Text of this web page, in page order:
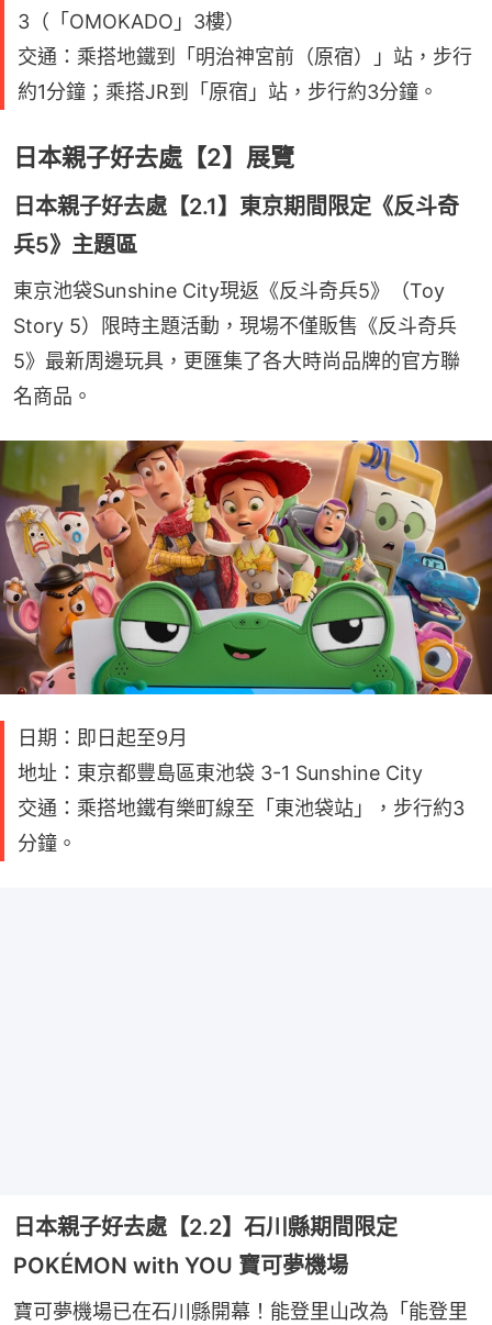
3（「OMOKADO」3樓）
交通：乘搭地鐵到「明治神宮前（原宿）」站，步行
約1分鐘；乘搭JR到「原宿」站，步行約3分鐘。
日本親子好去處【2】展覽
日本親子好去處【2.1】東京期間限定《反斗奇
兵5》主題區
東京池袋Sunshine City現返《反斗奇兵5》（Toy
Story 5）限時主題活動，現場不僅販售《反斗奇兵
5》最新周邊玩具，更匯集了各大時尚品牌的官方聯
名商品。
日期：即日起至9月
地址：東京都豐島區東池袋 3-1 Sunshine City
交通：乘搭地鐵有樂町線至「東池袋站」，步行約3
分鐘。
日本親子好去處【2.2】石川縣期間限定
POKÉMON with YOU 寶可夢機場
寶可夢機場已在石川縣開幕！能登里山改為「能登里